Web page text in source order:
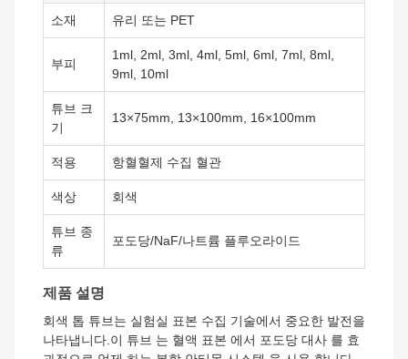
소재 유리 또는 PET
부피
1ml, 2ml, 3ml, 4ml, 5ml, 6ml, 7ml, 8ml,
9ml, 10ml
튜브 크
기
13×75mm, 13×100mm, 16×100mm
적용 항혈혈제 수집 혈관
색상 회색
튜브 종
류
포도당/NaF/나트륨 플루오라이드
제품 설명
회색 톱 튜브는 실험실 표본 수집 기술에서 중요한 발전을
나타냅니다.이 튜브 는 혈액 표본 에서 포도당 대사 를 효